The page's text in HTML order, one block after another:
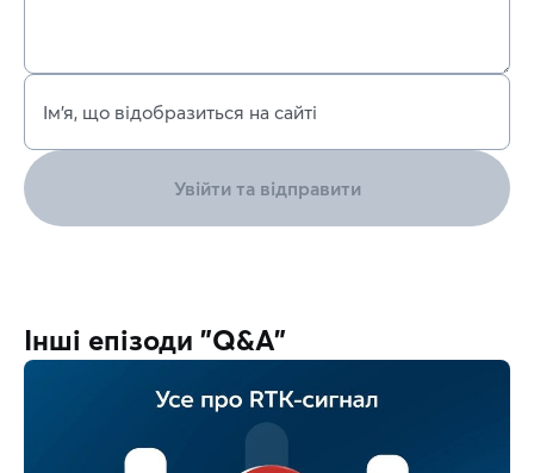
Ім’я, що відобразиться на сайті
Увійти та відправити
Інші епізоди "Q&A"